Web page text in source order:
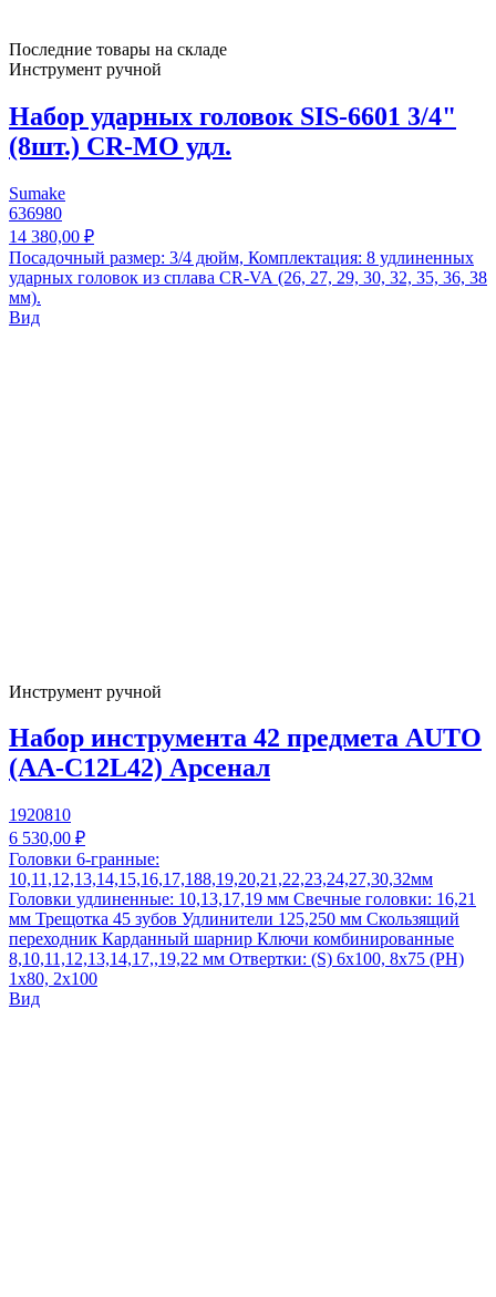
Последние товары на складе
Инструмент ручной
Набор ударных головок SIS-6601 3/4"
(8шт.) CR-MO удл.
Sumake
636980
14 380,00 ₽
Посадочный размер: 3/4 дюйм, Комплектация: 8 удлиненных
ударных головок из сплава CR-VA (26, 27, 29, 30, 32, 35, 36, 38
мм).
Вид
Инструмент ручной
Набор инструмента 42 предмета AUTO
(AA-C12L42) Арсенал
1920810
6 530,00 ₽
Головки 6-гранные:
10,11,12,13,14,15,16,17,188,19,20,21,22,23,24,27,30,32мм
Головки удлиненные: 10,13,17,19 мм Свечные головки: 16,21
мм Трещотка 45 зубов Удлинители 125,250 мм Скользящий
переходник Карданный шарнир Ключи комбинированные
8,10,11,12,13,14,17,,19,22 мм Отвертки: (S) 6x100, 8x75 (PH)
1x80, 2x100
Вид